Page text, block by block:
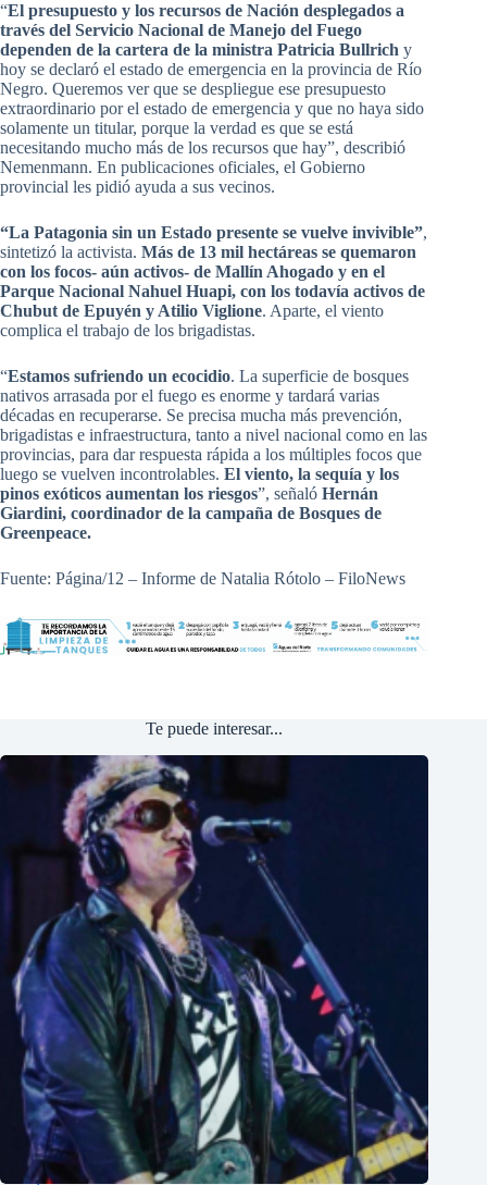
“El presupuesto y los recursos de Nación desplegados a
través del Servicio Nacional de Manejo del Fuego
dependen de la cartera de la ministra Patricia Bullrich y
hoy se declaró el estado de emergencia en la provincia de Río
Negro. Queremos ver que se despliegue ese presupuesto
extraordinario por el estado de emergencia y que no haya sido
solamente un titular, porque la verdad es que se está
necesitando mucho más de los recursos que hay”, describió
Nemenmann. En publicaciones oficiales, el Gobierno
provincial les pidió ayuda a sus vecinos.
“La Patagonia sin un Estado presente se vuelve invivible”,
sintetizó la activista. Más de 13 mil hectáreas se quemaron
con los focos- aún activos- de Mallín Ahogado y en el
Parque Nacional Nahuel Huapi, con los todavía activos de
Chubut de Epuyén y Atilio Viglione. Aparte, el viento
complica el trabajo de los brigadistas.
“Estamos sufriendo un ecocidio. La superficie de bosques
nativos arrasada por el fuego es enorme y tardará varias
décadas en recuperarse. Se precisa mucha más prevención,
brigadistas e infraestructura, tanto a nivel nacional como en las
provincias, para dar respuesta rápida a los múltiples focos que
luego se vuelven incontrolables. El viento, la sequía y los
pinos exóticos aumentan los riesgos”, señaló Hernán
Giardini, coordinador de la campaña de Bosques de
Greenpeace.
Fuente: Página/12 – Informe de Natalia Rótolo – FiloNews
Te puede interesar...